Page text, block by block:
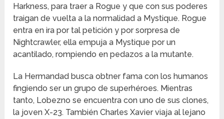
Harkness, para traer a Rogue y que con sus poderes
traigan de vuelta a la normalidad a Mystique. Rogue
entra en ira por tal petición y por sorpresa de
Nightcrawler, ella empuja a Mystique por un
acantilado, rompiendo en pedazos a la mutante.
La Hermandad busca obtner fama con los humanos
fingiendo ser un grupo de superhéroes. Mientras
tanto, Lobezno se encuentra con uno de sus clones,
la joven X-23. También Charles Xavier viaja al lejano